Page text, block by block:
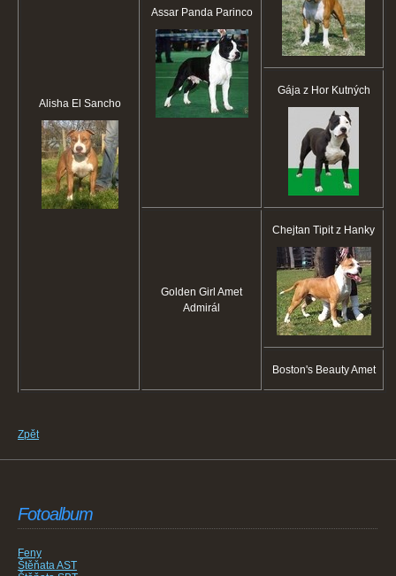
Alisha El Sancho
Assar Panda Parinco
Gája z Hor Kutných
Golden Girl Amet
Admirál
Chejtan Tipit z Hanky
Boston's Beauty Amet
Zpět
Fotoalbum
Feny
Štěňata AST